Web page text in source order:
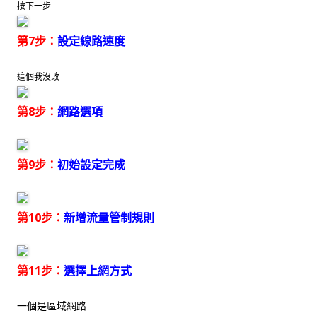
按下一步
第7步： 設定線路速度
這個我沒改
第8步： 網路選項
第9步： 初始設定完成
第10步： 新增流量管制規則
第11步： 選擇上網方式
一個是區域網路